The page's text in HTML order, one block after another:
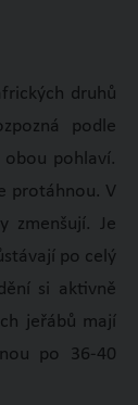
druhů
podle
obou pohlaví.
protáhnou. V
zmenšují. Je
po celý
si aktivně
jeřábů mají
po 36-40